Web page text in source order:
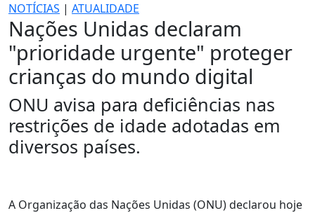
NOTÍCIAS | ATUALIDADE
Nações Unidas declaram
"prioridade urgente" proteger
crianças do mundo digital
ONU avisa para deficiências nas
restrições de idade adotadas em
diversos países.
A Organização das Nações Unidas (ONU) declarou hoje